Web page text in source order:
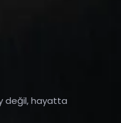
değil, hayatta